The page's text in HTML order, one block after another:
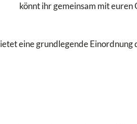
könnt ihr gemeinsam mit euren
eine grundlegende